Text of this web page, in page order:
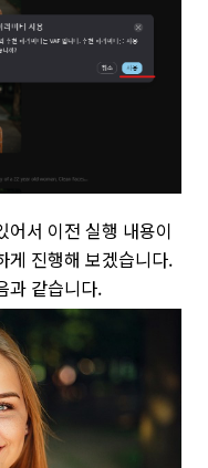
어서 이전 실행 내용이
게 진행해 보겠습니다.
과 같습니다.